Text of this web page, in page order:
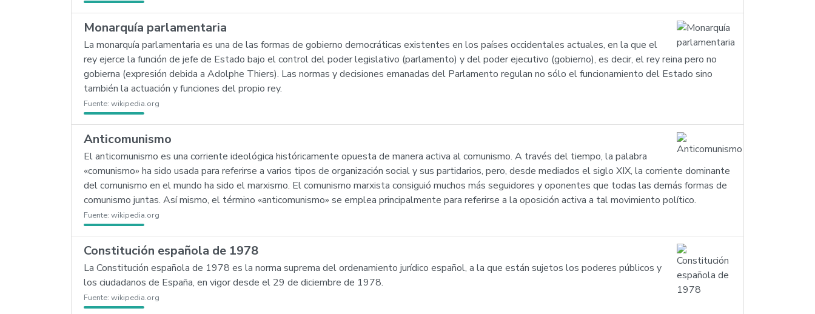
Monarquía parlamentaria
La monarquía parlamentaria es una de las formas de gobierno democráticas existentes en los países occidentales actuales, en la que el
rey ejerce la función de jefe de Estado bajo el control del poder legislativo (parlamento) y del poder ejecutivo (gobierno), es decir, el rey reina pero no
gobierna (expresión debida a Adolphe Thiers). Las normas y decisiones emanadas del Parlamento regulan no sólo el funcionamiento del Estado sino
también la actuación y funciones del propio rey.
Fuente: wikipedia.org
Anticomunismo
El anticomunismo es una corriente ideológica históricamente opuesta de manera activa al comunismo. A través del tiempo, la palabra
«comunismo» ha sido usada para referirse a varios tipos de organización social y sus partidarios, pero, desde mediados el siglo XIX, la corriente dominante
del comunismo en el mundo ha sido el marxismo. El comunismo marxista consiguió muchos más seguidores y oponentes que todas las demás formas de
comunismo juntas. Así mismo, el término «anticomunismo» se emplea principalmente para referirse a la oposición activa a tal movimiento político.
Fuente: wikipedia.org
Constitución española de 1978
La Constitución española de 1978 es la norma suprema del ordenamiento jurídico español, a la que están sujetos los poderes públicos y
los ciudadanos de España, en vigor desde el 29 de diciembre de 1978.
Fuente: wikipedia.org